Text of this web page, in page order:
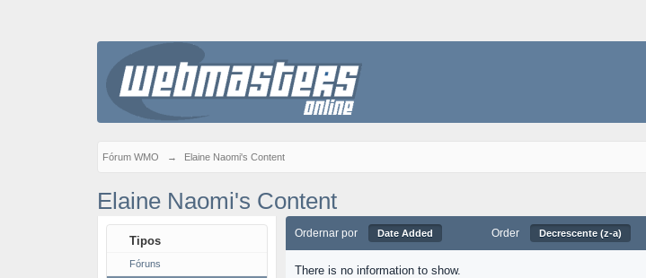
Fórum WMO → Elaine Naomi's Content
Elaine Naomi's Content
Tipos
Fóruns
Ordernar por Date Added Order Decrescente (z-a)
There is no information to show.